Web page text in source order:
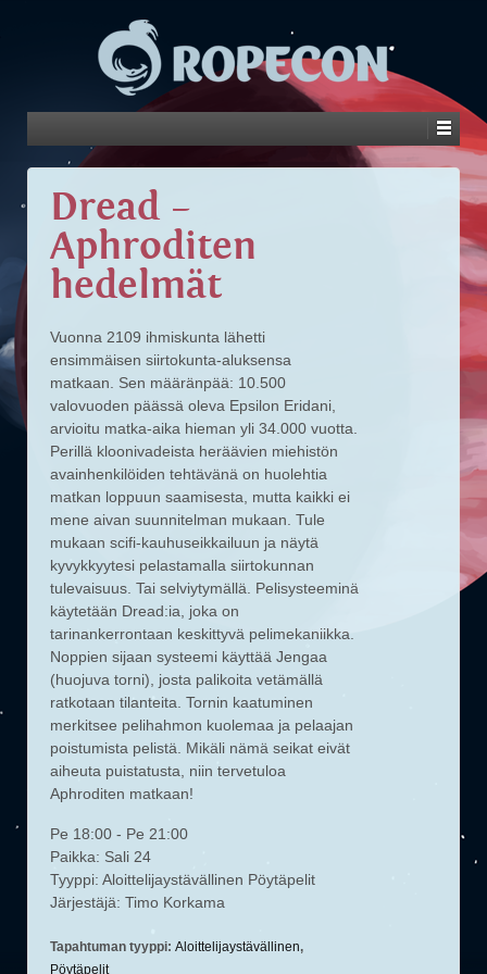
Dread –
Aphroditen
hedelmät
Vuonna 2109 ihmiskunta lähetti
ensimmäisen siirtokunta-aluksensa
matkaan. Sen määränpää: 10.500
valovuoden päässä oleva Epsilon Eridani,
arvioitu matka-aika hieman yli 34.000 vuotta.
Perillä kloonivadeista heräävien miehistön
avainhenkilöiden tehtävänä on huolehtia
matkan loppuun saamisesta, mutta kaikki ei
mene aivan suunnitelman mukaan. Tule
mukaan scifi-kauhuseikkailuun ja näytä
kyvykkyytesi pelastamalla siirtokunnan
tulevaisuus. Tai selviytymällä. Pelisysteeminä
käytetään Dread:ia, joka on
tarinankerrontaan keskittyvä pelimekaniikka.
Noppien sijaan systeemi käyttää Jengaa
(huojuva torni), josta palikoita vetämällä
ratkotaan tilanteita. Tornin kaatuminen
merkitsee pelihahmon kuolemaa ja pelaajan
poistumista pelistä. Mikäli nämä seikat eivät
aiheuta puistatusta, niin tervetuloa
Aphroditen matkaan!
Pe 18:00 - Pe 21:00
Paikka: Sali 24
Tyyppi: Aloittelijaystävällinen Pöytäpelit
Järjestäjä: Timo Korkama
Tapahtuman tyyppi: Aloittelijaystävällinen,
Pöytäpelit